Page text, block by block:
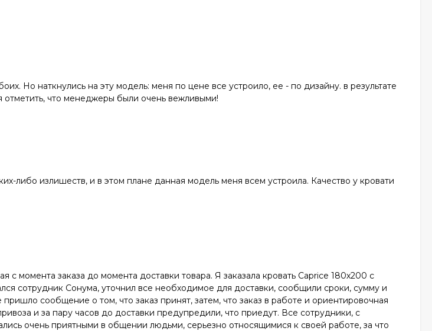
Но наткнулись на эту модель: меня по цене все устроило, ее - по дизайну. в результате
отметить, что менеджеры были очень вежливыми!
либо излишеств, и в этом плане данная модель меня всем устроила. Качество у кровати
момента заказа до момента доставки товара. Я заказала кровать Caprice 180х200 с
сотрудник Сонума, уточнил все необходимое для доставки, сообщили сроки, сумму и
сообщение о том, что заказ принят, затем, что заказ в работе и ориентировочная
и за пару часов до доставки предупредили, что приедут. Все сотрудники, с
очень приятными в общении людьми, серьезно относящимися к своей работе, за что